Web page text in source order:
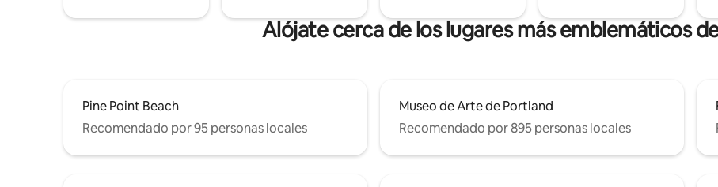
Alójate cerca de los lugares más emblemáticos
Pine Point Beach
Recomendado por 95 personas locales
Museo de Arte de Portland
Recomendado por 895 personas locales